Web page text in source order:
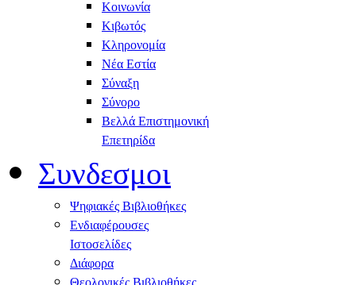
Κοινωνία
Κιβωτός
Κληρονομία
Νέα Εστία
Σύναξη
Σύνορο
Βελλά Επιστημονική
Επετηρίδα
Συνδεσμοι
Ψηφιακές Βιβλιοθήκες
Ενδιαφέρουσες
Ιστοσελίδες
Διάφορα